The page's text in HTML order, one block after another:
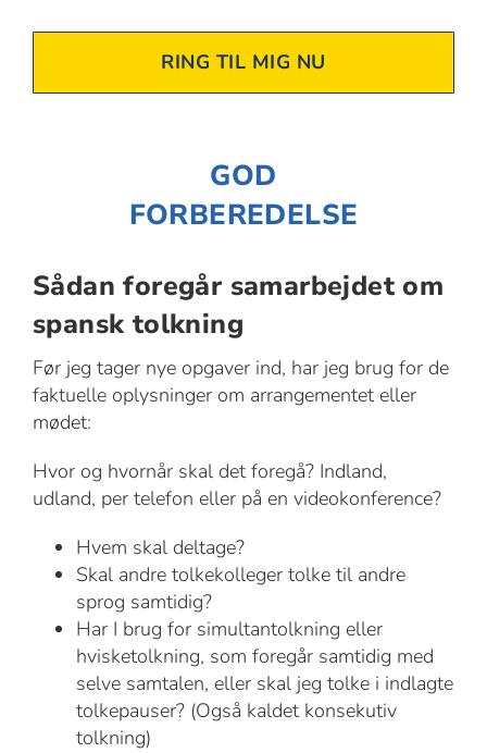
RING TIL MIG NU
GOD
FORBEREDELSE
Sådan foregår samarbejdet om
spansk tolkning
Før jeg tager nye opgaver ind, har jeg brug for de
faktuelle oplysninger om arrangementet eller
mødet:
Hvor og hvornår skal det foregå? Indland,
udland, per telefon eller på en videokonference?
Hvem skal deltage?
Skal andre tolkekolleger tolke til andre
sprog samtidig?
Har I brug for simultantolkning eller
hvisketolkning, som foregår samtidig med
selve samtalen, eller skal jeg tolke i indlagte
tolkepauser? (Også kaldet konsekutiv
tolkning)